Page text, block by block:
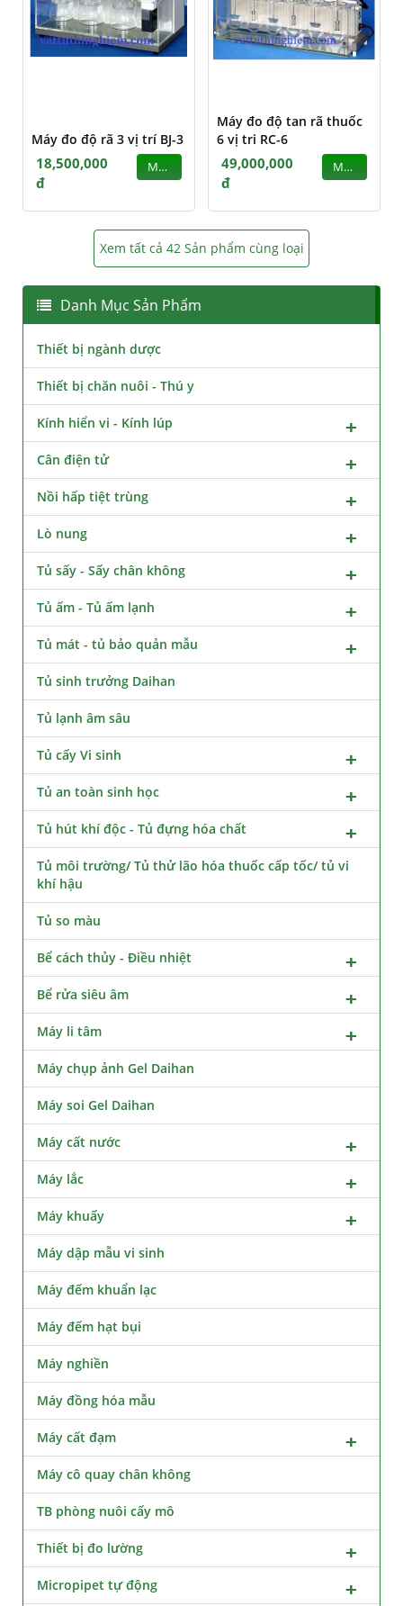
Máy đo độ rã 3 vị trí BJ-3
18,500,000
đ
MUA
Máy đo độ tan rã thuốc
6 vị tri RC-6
49,000,000
đ
MUA
Xem tất cả 42 Sản phẩm cùng loại
Danh Mục Sản Phẩm
Thiết bị ngành dược
Thiết bị chăn nuôi - Thú y
Kính hiển vi - Kính lúp
Cân điện tử
Nồi hấp tiệt trùng
Lò nung
Tủ sấy - Sấy chân không
Tủ ấm - Tủ ấm lạnh
Tủ mát - tủ bảo quản mẫu
Tủ sinh trưởng Daihan
Tủ lạnh âm sâu
Tủ cấy Vi sinh
Tủ an toàn sinh học
Tủ hút khí độc - Tủ đựng hóa chất
Tủ môi trường/ Tủ thử lão hóa thuốc cấp tốc/ tủ vi
khí hậu
Tủ so màu
Bể cách thủy - Điều nhiệt
Bể rửa siêu âm
Máy li tâm
Máy chụp ảnh Gel Daihan
Máy soi Gel Daihan
Máy cất nước
Máy lắc
Máy khuấy
Máy dập mẫu vi sinh
Máy đếm khuẩn lạc
Máy đếm hạt bụi
Máy nghiền
Máy đồng hóa mẫu
Máy cất đạm
Máy cô quay chân không
TB phòng nuôi cấy mô
Thiết bị đo lường
Micropipet tự động